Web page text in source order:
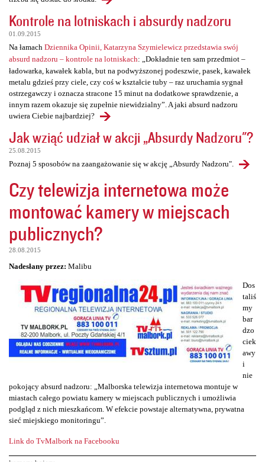
Kontrole na lotniskach i absurdy nadzoru
01.09.2015
Na łamach Dziennika Opinii, Katarzyna Szymielewicz przedstawia swój
absurd nadzoru – kontrole na lotniskach: „Dokładnie ten sam przedmiot –
ładowarka, kawałek kabla, but na podwyższonej podeszwie, pasek, kawałek
metalu gdzieś przy ciele, czy coś w kształcie tuby – raz uruchamia sygnał
ostrzegawczy i oznacza stracone 15 minut na dodatkowe sprawdzenie, a
innym razem okazuje się zupełnie niewidzialny”. A jaki absurd nadzoru
uwiera Ciebie najbardziej?
Jak wziąć udział w akcji „Absurdy Nadzoru"?
25.08.2015
Poznaj 5 sposobów na zaangażowanie się w akcję „Absurdy Nadzoru".
Czy telewizja internetowa może
montować kamery w miejscach
publicznych?
28.08.2015
Nadesłany przez: Malibu
Dos
taliś
my
bar
dzo
ciek
awy
i
nie
pokojący absurd nadzoru: „Malborska telewizja internetowa montuje w
miastach całego powiatu kamery w miejscach publicznych i umożliwia
podgląd z nich mieszkańcom. W efekcie powstaje alternatywna, prywatna
sieć miejskiego monitoringu”.
Link do TvMalbork na Facebooku